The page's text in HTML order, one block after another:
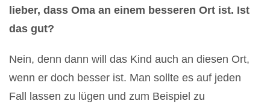
lieber, dass Oma an einem besseren Ort ist. Ist
das gut?
Nein, denn dann will das Kind auch an diesen Ort,
wenn er doch besser ist. Man sollte es auf jeden
Fall lassen zu lügen und zum Beispiel zu